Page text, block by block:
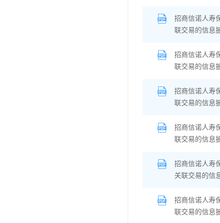
招商信诺人寿
联交易的信息
招商信诺人寿
联交易的信息
招商信诺人寿
联交易的信息
招商信诺人寿
联交易的信息
招商信诺人寿
关联交易的信
招商信诺人寿
联交易的信息